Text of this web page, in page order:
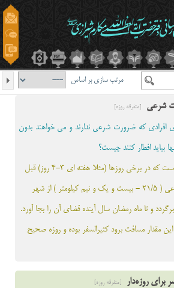
مرتب سازی بر اساس
شرعی [متفرقه روزه]
افرادی که ضرورت شرعی ندارند و می خواهند بدون
بیاید افطار کنند چیست؟
تنها مجوز افطار اين است که در برخي روزها (مثلا هفته اي 3-4 روز) قبل
از ظهر به مقدار مسافت شرعي ( 21/5 - بیست و یک و نیم کیلومتر ) از شهر
و تا ماه رمضان سال آينده قضاي آن را بجا آورد.
مقدار مسافت برود کثیرالسفر بوده و روزه صحیح
روزه‌دار [متفرقه روزه]